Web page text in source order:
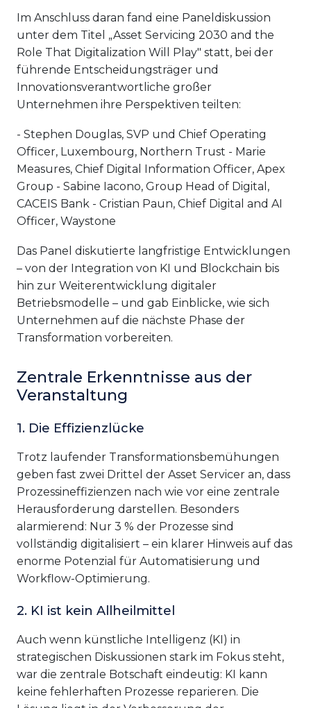
Im Anschluss daran fand eine Paneldiskussion
unter dem Titel „Asset Servicing 2030 and the
Role That Digitalization Will Play" statt, bei der
führende Entscheidungsträger und
Innovationsverantwortliche großer
Unternehmen ihre Perspektiven teilten:
- Stephen Douglas, SVP und Chief Operating
Officer, Luxembourg, Northern Trust - Marie
Measures, Chief Digital Information Officer, Apex
Group - Sabine Iacono, Group Head of Digital,
CACEIS Bank - Cristian Paun, Chief Digital and AI
Officer, Waystone
Das Panel diskutierte langfristige Entwicklungen
– von der Integration von KI und Blockchain bis
hin zur Weiterentwicklung digitaler
Betriebsmodelle – und gab Einblicke, wie sich
Unternehmen auf die nächste Phase der
Transformation vorbereiten.
Zentrale Erkenntnisse aus der
Veranstaltung
1. Die Effizienzlücke
Trotz laufender Transformationsbemühungen
geben fast zwei Drittel der Asset Servicer an, dass
Prozessineffizienzen nach wie vor eine zentrale
Herausforderung darstellen. Besonders
alarmierend: Nur 3 % der Prozesse sind
vollständig digitalisiert – ein klarer Hinweis auf das
enorme Potenzial für Automatisierung und
Workflow-Optimierung.
2. KI ist kein Allheilmittel
Auch wenn künstliche Intelligenz (KI) in
strategischen Diskussionen stark im Fokus steht,
war die zentrale Botschaft eindeutig: KI kann
keine fehlerhaften Prozesse reparieren. Die